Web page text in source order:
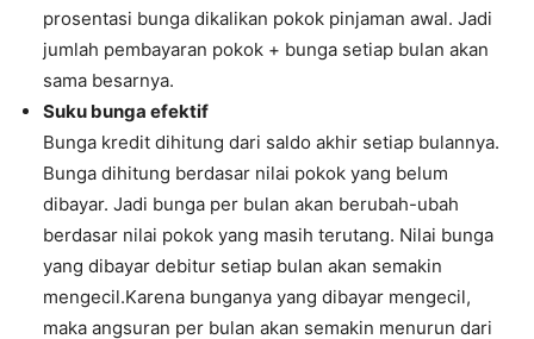
prosentasi bunga dikalikan pokok pinjaman awal. Jadi
jumlah pembayaran pokok + bunga setiap bulan akan
sama besarnya.
Suku bunga efektif
Bunga kredit dihitung dari saldo akhir setiap bulannya.
Bunga dihitung berdasar nilai pokok yang belum
dibayar. Jadi bunga per bulan akan berubah-ubah
berdasar nilai pokok yang masih terutang. Nilai bunga
yang dibayar debitur setiap bulan akan semakin
mengecil.Karena bunganya yang dibayar mengecil,
maka angsuran per bulan akan semakin menurun dari